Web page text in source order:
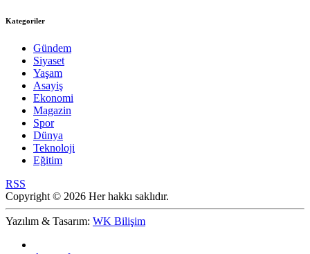
Kategoriler
Gündem
Siyaset
Yaşam
Asayiş
Ekonomi
Magazin
Spor
Dünya
Teknoloji
Eğitim
RSS
Copyright © 2026 Her hakkı saklıdır.
Yazılım & Tasarım: WK Bilişim